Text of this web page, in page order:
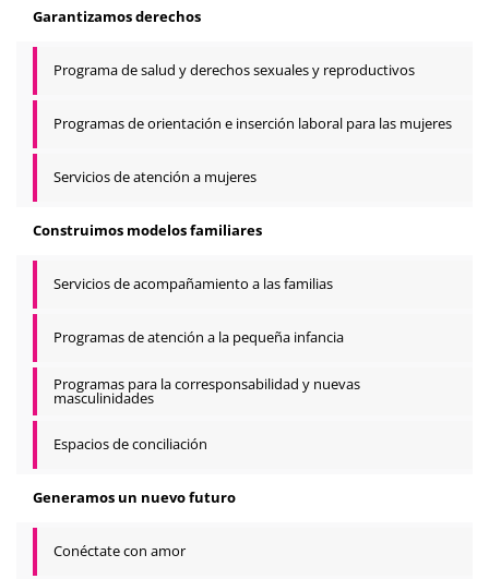
Garantizamos derechos
Programa de salud y derechos sexuales y reproductivos
Programas de orientación e inserción laboral para las mujeres
Servicios de atención a mujeres
Construimos modelos familiares
Servicios de acompañamiento a las familias
Programas de atención a la pequeña infancia
Programas para la corresponsabilidad y nuevas
masculinidades
Espacios de conciliación
Generamos un nuevo futuro
Conéctate con amor